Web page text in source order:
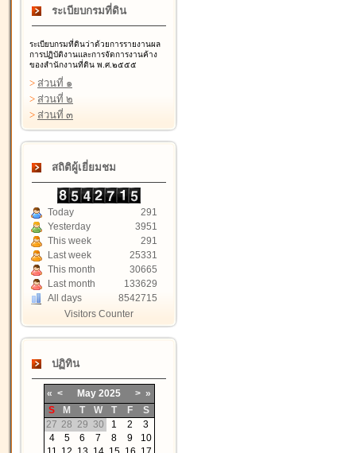
ระเบียบกรมที่ดิน
ระเบียบกรมที่ดินว่าด้วยการรายงานผล
การปฏิบัติงานและการจัดการงานค้าง
ของสำนักงานที่ดิน พ.ศ.๒๕๕๕
> ส่วนที่ ๑
> ส่วนที่ ๒
> ส่วนที่ ๓
สถิติผู้เยี่ยมชม
Today
291
Yesterday
3951
This week
291
Last week
25331
This month
30665
Last month
133629
All days
8542715
Visitors Counter
ปฏิทิน
« < May 2025 > »
S
M T W T F
S
27 28 29 30 1 2
3
4
5 6 7 8 9
10